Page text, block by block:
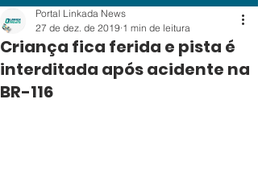
Criança fica ferida e pista é
interditada após acidente na
BR-116
Portal Linkada News
27 de dez. de 2019 1 min de leitura